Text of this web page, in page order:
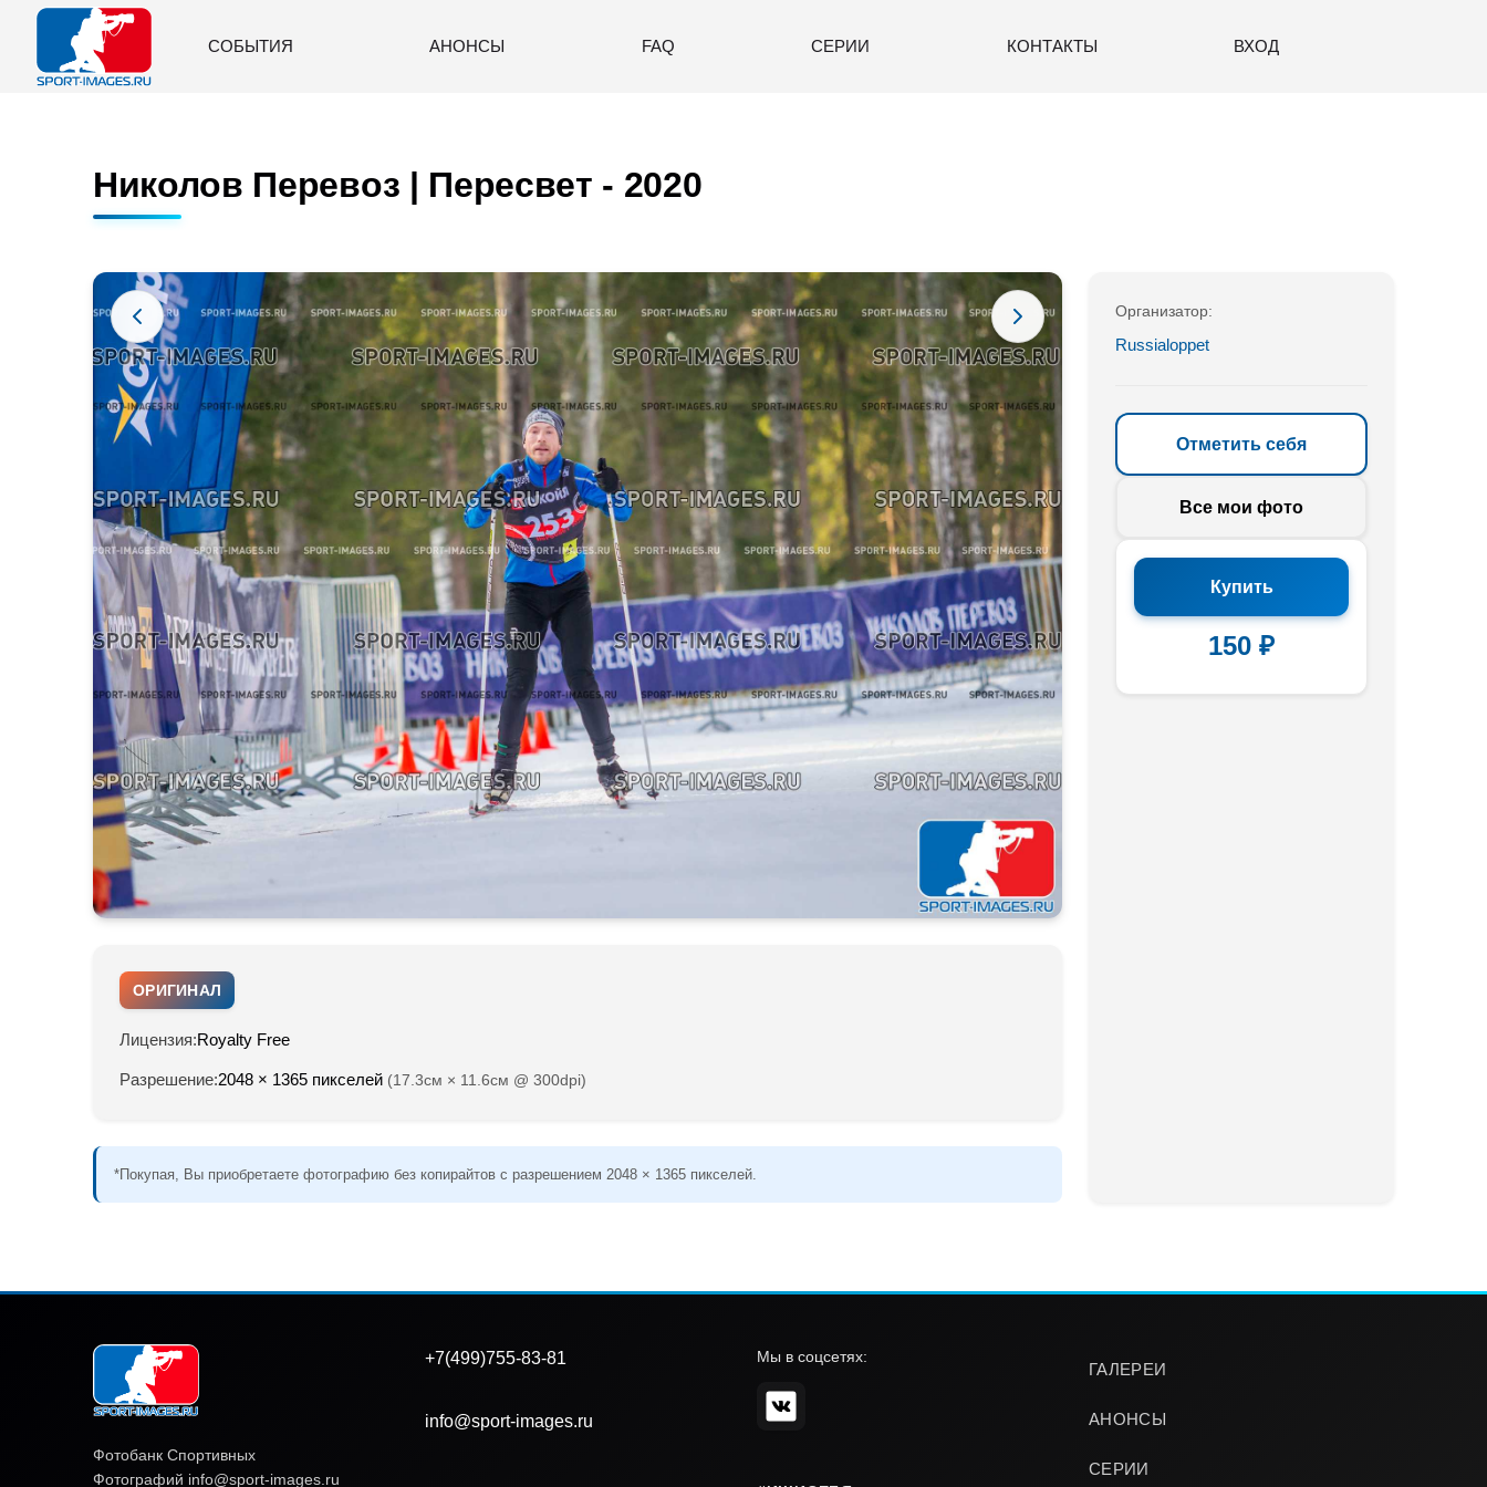
СОБЫТИЯ АНОНСЫ FAQ СЕРИИ КОНТАКТЫ ВХОД
Николов Перевоз | Пересвет - 2020
ОРИГИНАЛ
Лицензия:Royalty Free
Разрешение:2048 × 1365 пикселей (17.3см × 11.6см @ 300dpi)
*Покупая, Вы приобретаете фотографию без копирайтов с разрешением 2048 × 1365 пикселей.
Организатор:
Russialoppet
Отметить себя
Все мои фото
Купить
150 ₽
Фотобанк Спортивных
Фотографий info@sport-images.ru
ГАЛЕРЕИ
АНОНСЫ
СЕРИИ
+7(499)755-83-81
info@sport-images.ru
Мы в соцсетях: